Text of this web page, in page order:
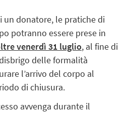
un donatore, le pratiche di
potranno essere prese in
venerdì 31 luglio, al fine di
delle formalità
l’arrivo del corpo al
di chiusura.
avvenga durante il